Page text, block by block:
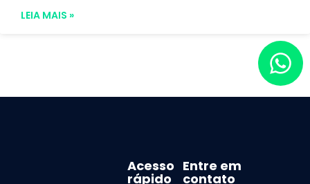
LEIA MAIS »
Acesso
rápido
Entre em
contato